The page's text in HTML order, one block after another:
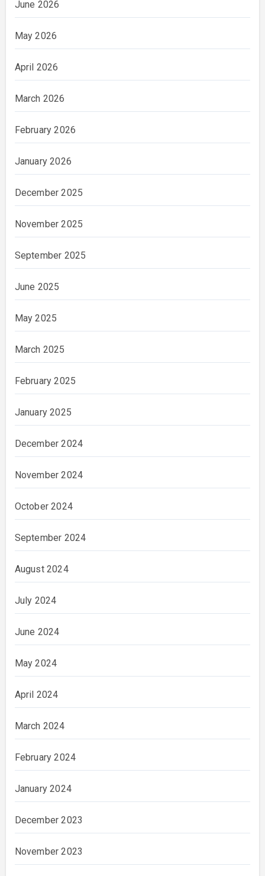
June 2026
May 2026
April 2026
March 2026
February 2026
January 2026
December 2025
November 2025
September 2025
June 2025
May 2025
March 2025
February 2025
January 2025
December 2024
November 2024
October 2024
September 2024
August 2024
July 2024
June 2024
May 2024
April 2024
March 2024
February 2024
January 2024
December 2023
November 2023